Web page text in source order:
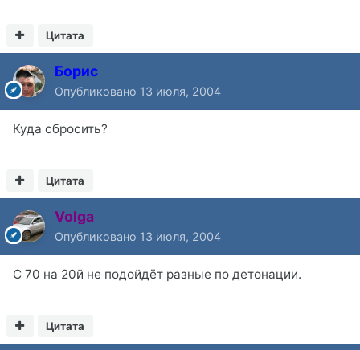
Цитата
Борис
Опубликовано 13 июля, 2004
Куда сбросить?
Цитата
Volga
Опубликовано 13 июля, 2004
С 70 на 20й не подойдёт разные по детонации.
Цитата